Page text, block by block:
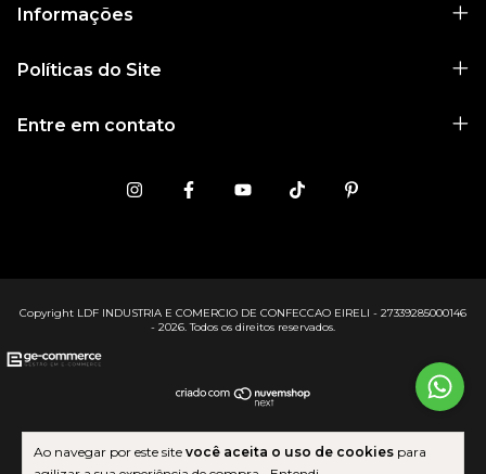
Ao navegar por este site você aceita o uso de cookies para
Informações
Políticas do Site
Entre em contato
Copyright LDF INDUSTRIA E COMERCIO DE CONFECCAO EIRELI - 27339285000146
- 2026. Todos os direitos reservados.